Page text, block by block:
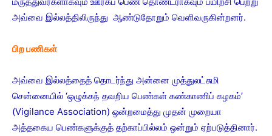
அவ்வை இல்லத்திலிருந்து ஆண்டுதோறும் வெளிவருகின்றனர்.
பிற பணிகள்
அவ்வை இல்லத்தைத் தொடர்ந்து அன்னை முத்துலட்சுமி
சென்னையில் ‘ஒழுக்கந் தவறிய பெண்கள் கண்காணிப் கழகம்’
(Vigilance Association) ஒன்றமைத்து முதன் முறையா
அத்தகைய பெண்களுக்குத் தற்காப்பில்லம் ஒன்றும் ஏற்படுத்தினார்.